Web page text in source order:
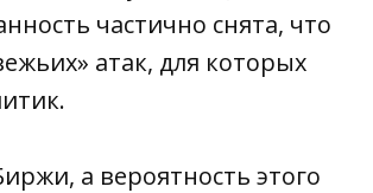
частично снята, что
атак, для которых
а вероятность этого